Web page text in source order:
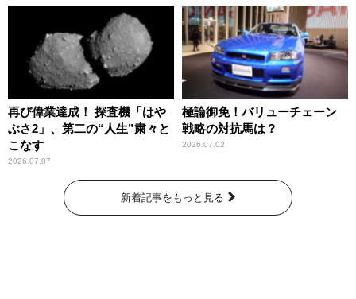
再び偉業達成！ 探査機「はや
ぶさ2」、第二の“人生”粛々と
こなす
2026.07.07
極論御免！バリューチェーン
戦略の対抗馬は？
2026.07.02
新着記事をもっと見る